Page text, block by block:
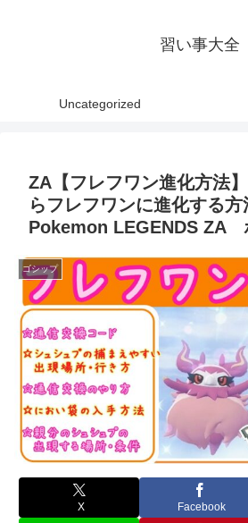
習い事大全
Uncategorized
ZA【フレフワン進化方法
らフレフワンに進化する方
Pokemon LEGENDS ZA
ゴシップ
X Facebook